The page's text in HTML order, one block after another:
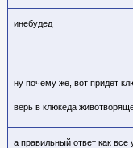
инебудед
ну почему же, вот придёт
верь в клюкеда
а правильный ответ как